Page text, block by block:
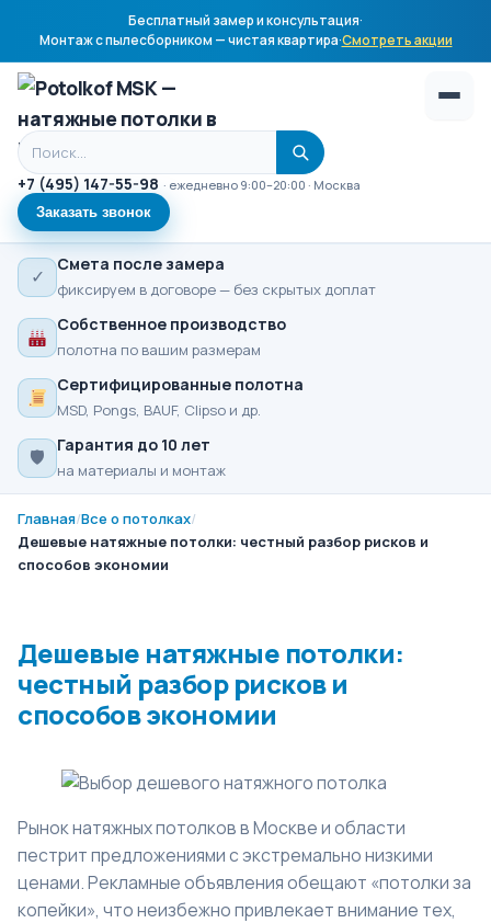
Бесплатный замер и консультация·
Монтаж с пылесборником — чистая квартира·Смотреть акции
Поиск по сайту
+7 (495) 147-55-98 · ежедневно 9:00–20:00 · Москва
Заказать звонок
✓
Смета после замера
фиксируем в договоре — без скрытых доплат
Собственное производство
полотна по вашим размерам
Сертифицированные полотна
MSD, Pongs, BAUF, Clipso и др.
🛡
Гарантия до 10 лет
на материалы и монтаж
Главная/Все о потолках/
Дешевые натяжные потолки: честный разбор рисков и
способов экономии
Дешевые натяжные потолки:
честный разбор рисков и
способов экономии
Рынок натяжных потолков в Москве и области
пестрит предложениями с экстремально низкими
ценами. Рекламные объявления обещают «потолки за
копейки», что неизбежно привлекает внимание тех,